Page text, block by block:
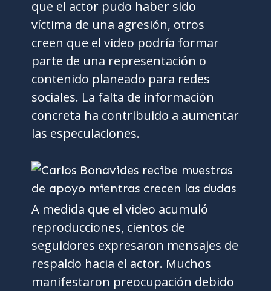
que el actor pudo haber sido
víctima de una agresión, otros
creen que el video podría formar
parte de una representación o
contenido planeado para redes
sociales. La falta de información
concreta ha contribuido a aumentar
las especulaciones.
A medida que el video acumuló
reproducciones, cientos de
seguidores expresaron mensajes de
respaldo hacia el actor. Muchos
manifestaron preocupación debido